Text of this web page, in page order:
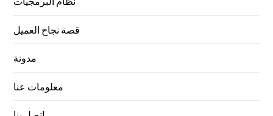
قصة نجاح العميل
مدونة
معلومات عنا